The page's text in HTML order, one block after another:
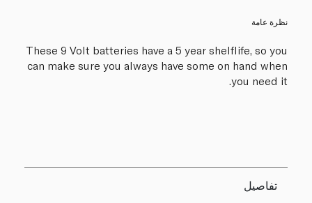
نظرة عامة
These 9 Volt batteries have a 5 year shelflife, so you
can make sure you always have some on hand when
you need it.
تفاصيل